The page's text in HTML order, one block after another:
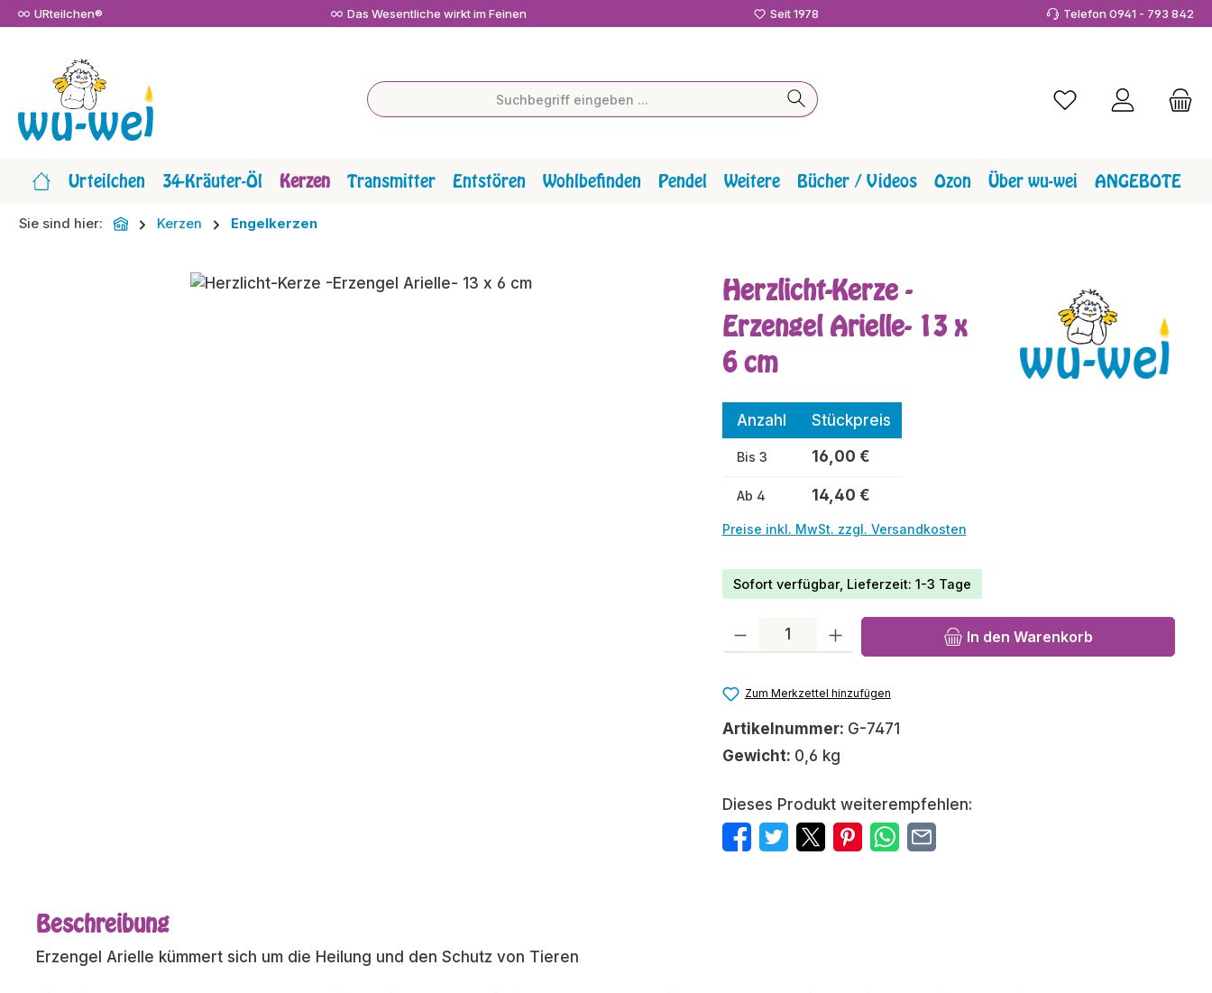
Hauptinhalt springen
Zur Suche springen
Zur Hauptnavigation springen
URteilchen® Das Wesentliche wirkt im Feinen Seit 1978 Telefon 0941 - 793 842
Du hast 0 Produkte
Urteilchen 34-Kräuter-Öl Kerzen Transmitter Entstören Wohlbefinden Pendel Weitere Bücher / Videos Ozon Über wu-wei ANGEBOTE
Sie sind hier: Kerzen Engelkerzen
Bildergalerie überspringen
Herzlicht-Kerze -
Erzengel Arielle- 13 x
6 cm
Anzahl Stückpreis
Bis 3 16,00 €
Ab 4 14,40 €
Preise inkl. MwSt. zzgl. Versandkosten
Sofort verfügbar, Lieferzeit: 1-3 Tage
Produkt Anzahl: Gib den gewünschten Wert ein oder benutze die
In den Warenkorb
Zum Merkzettel hinzufügen
Artikelnummer: G-7471
Gewicht: 0,6 kg
Dieses Produkt weiterempfehlen:
Beschreibung
Erzengel Arielle kümmert sich um die Heilung und den Schutz von Tieren